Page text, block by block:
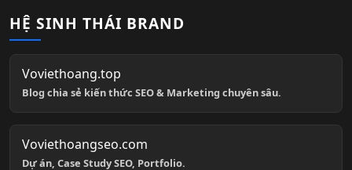
HỆ SINH THÁI BRAND
Voviethoang.top
Blog chia sẻ kiến thức SEO & Marketing chuyên sâu.
Voviethoangseo.com
Dự án, Case Study SEO, Portfolio.